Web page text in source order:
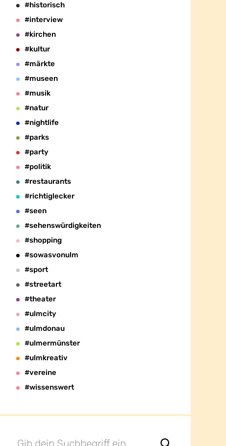
#historisch
#interview
#kirchen
#kultur
#märkte
#museen
#musik
#natur
#nightlife
#parks
#party
#politik
#restaurants
#richtiglecker
#seen
#sehenswürdigkeiten
#shopping
#sowasvonulm
#sport
#streetart
#theater
#ulmcity
#ulmdonau
#ulmermünster
#ulmkreativ
#vereine
#wissenswert